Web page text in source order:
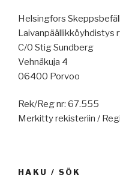
Helsingfors
Laivanpäällikköyhdistys
C/0 Stig Sundberg
Vehnäkuja 4
06400 Porvoo
Rek/Reg nr: 67.555
Merkitty rekisteriin /
HAKU / SÖK